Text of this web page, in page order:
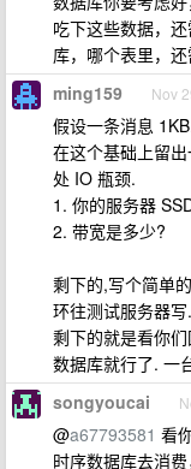
吃下这些数据，
库，哪个表里，还
ming159 Nov
假设一条消息
在这个基础上留
处 IO 瓶颈.
1. 你的服务器
2. 带宽是多少?
剩下的,写个简单
环往测试服务器
剩下的就是看你
数据库就行了. 一
songyoucai
@a67793581 看
时序数据库去消